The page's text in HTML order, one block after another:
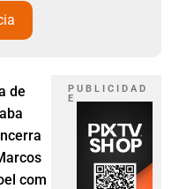
de
com
P U B L I C I D A D
E